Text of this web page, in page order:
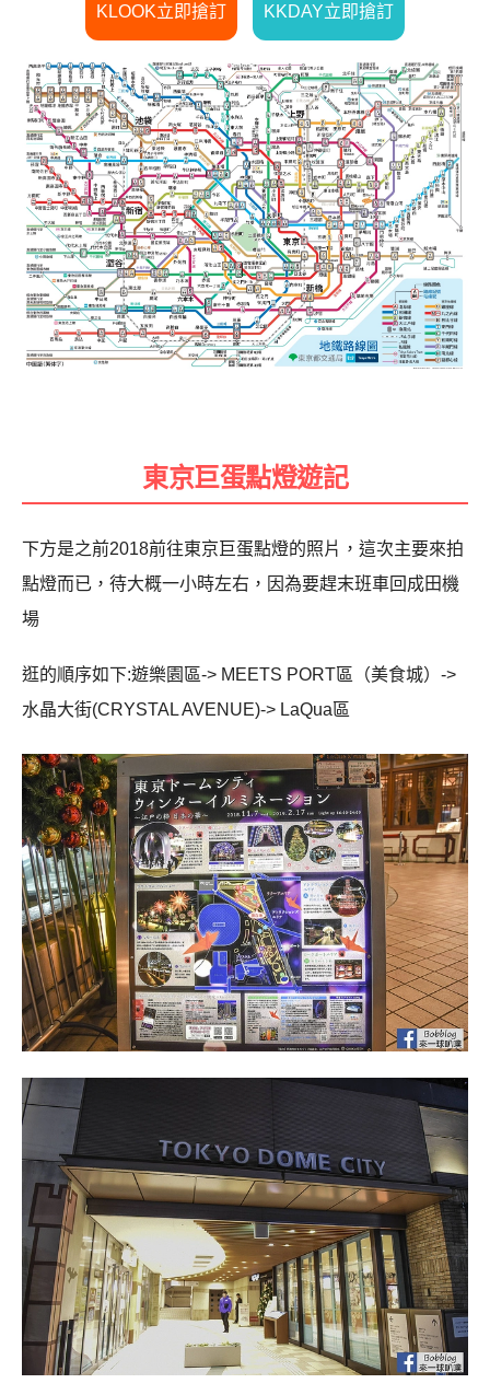
KLOOK立即搶訂 KKDAY立即搶訂
東京巨蛋點燈遊記
下方是之前2018前往東京巨蛋點燈的照片，這次主要來拍
點燈而已，待大概一小時左右，因為要趕末班車回成田機
場
逛的順序如下:遊樂園區-> MEETS PORT區（美食城） ->
水晶大街(CRYSTAL AVENUE)-> LaQua區